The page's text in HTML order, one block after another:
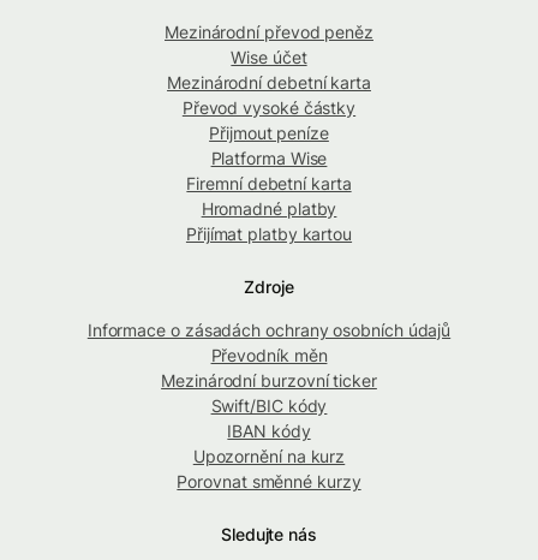
Mezinárodní převod peněz
Wise účet
Mezinárodní debetní karta
Převod vysoké částky
Přijmout peníze
Platforma Wise
Firemní debetní karta
Hromadné platby
Přijímat platby kartou
Zdroje
Informace o zásadách ochrany osobních údajů
Převodník měn
Mezinárodní burzovní ticker
Swift/BIC kódy
IBAN kódy
Upozornění na kurz
Porovnat směnné kurzy
Sledujte nás